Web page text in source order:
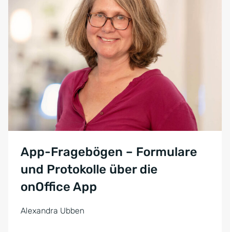
App-Fragebögen – Formulare
und Protokolle über die
onOffice App
Alexandra Ubben